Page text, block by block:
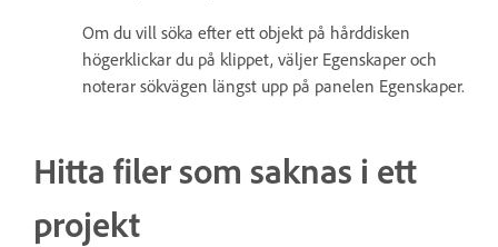
Om du vill söka efter ett objekt på hårddisken
högerklickar du på klippet, väljer Egenskaper och
noterar sökvägen längst upp på panelen Egenskaper.
Hitta filer som saknas i ett
projekt